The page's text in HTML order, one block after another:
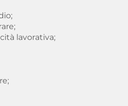
lavorativa;